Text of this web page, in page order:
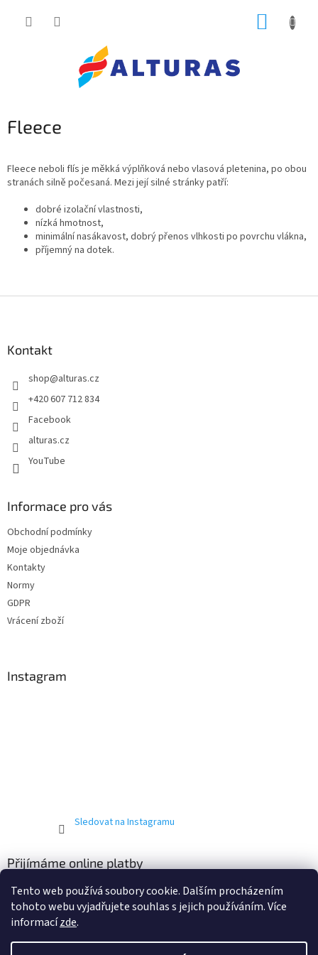
Tento web používá soubory cookie. Dalším procházením
tohoto webu vyjadřujete souhlas s jejich používáním. Více
informacízde.
Fleece
Fleece neboli flís je měkká výplňková nebo vlasová pletenina, po obou
stranách silně počesaná. Mezi její silné stránky patří:
dobré izolační vlastnosti,
nízká hmotnost,
minimální nasákavost, dobrý přenos vlhkosti po povrchu vlákna,
příjemný na dotek.
Kontakt
shop@alturas.cz
+420 607 712 834
Facebook
alturas.cz
YouTube
Informace pro vás
Obchodní podmínky
Moje objednávka
Kontakty
Normy
GDPR
Vrácení zboží
Instagram
Sledovat na Instagramu
Přijímáme online platby